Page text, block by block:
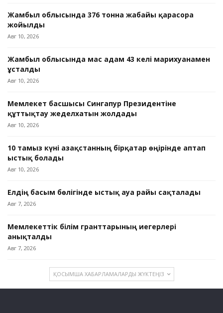
Жамбыл облысында 376 тонна жабайы қарасора
жойылды
Авг 10, 2026
Жамбыл облысында мас адам 43 келі марихуанамен
ұсталды
Авг 10, 2026
Мемлекет басшысы Сингапур Президентіне
құттықтау жеделхатын жолдады
Авг 10, 2026
10 тамыз күні Қазақстанның бірқатар өңірінде аптап
ыстық болады
Авг 10, 2026
Елдің басым бөлігінде ыстық ауа райы сақталады
Авг 7, 2026
Мемлекеттік білім гранттарының иегерлері
анықталды
Авг 7, 2026
ҚОСЫМША ХАБАРЛАМАЛАРДЫ ЖҮКТЕҢІЗ